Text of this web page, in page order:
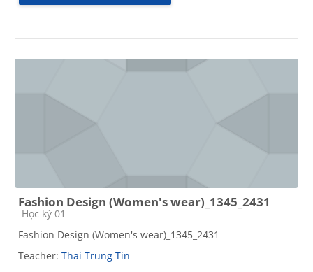
Fashion Design (Women's wear)_1345_2431
Course category
Học kỳ 01
Fashion Design (Women's wear)_1345_2431
Teacher: Thai Trung Tin